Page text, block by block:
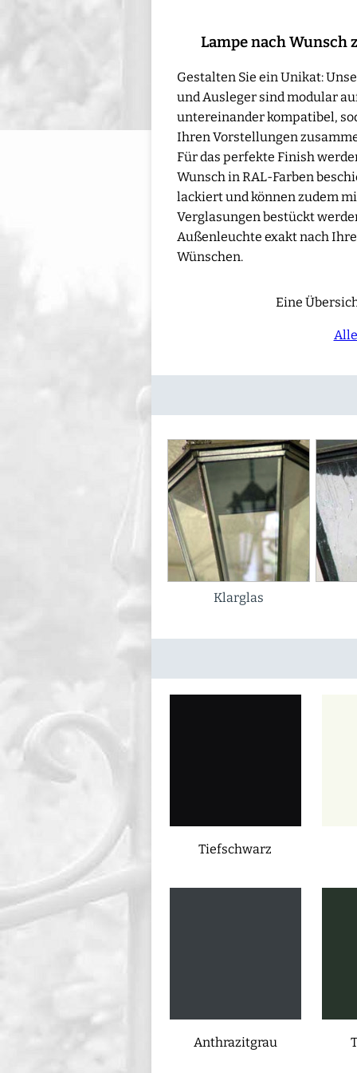
Lampe nach Wunsch
Gestalten Sie ein Unikat:
und Ausleger sind modular
untereinander kompatibel,
Ihren Vorstellungen
Für das perfekte Finish
Wunsch in RAL-Farben
lackiert und können zudem
Verglasungen bestückt
Außenleuchte exakt nach
Wünschen.
Eine
Klarglas
Tiefschwarz
Anthrazitgrau